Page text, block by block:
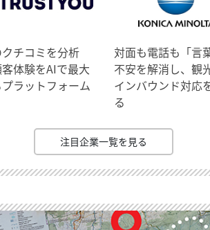
チコミを分析
体験をAIで最大
ラットフォーム
対面も電話も「言
不安を解消し、観
インバウンド対応
る
注目企業一覧を見る